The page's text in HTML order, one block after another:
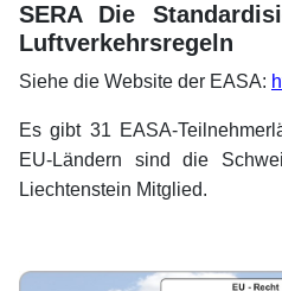
SERA Die
Luftverkehrsregeln
Siehe die Website der EASA:
Es gibt 31 EASA-
EU-Ländern sind die
Liechtenstein Mitglied.